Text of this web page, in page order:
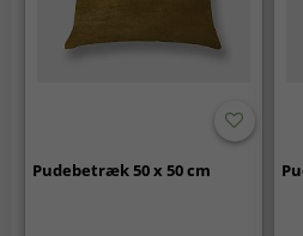
Pudebetræk 50 x 50 cm